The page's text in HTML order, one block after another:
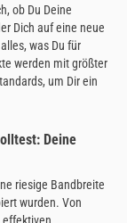
ob Du Deine
Dich auf eine neue
was Du für
werden mit größter
um Dir ein
Deine
riesige Bandbreite
wurden. Von